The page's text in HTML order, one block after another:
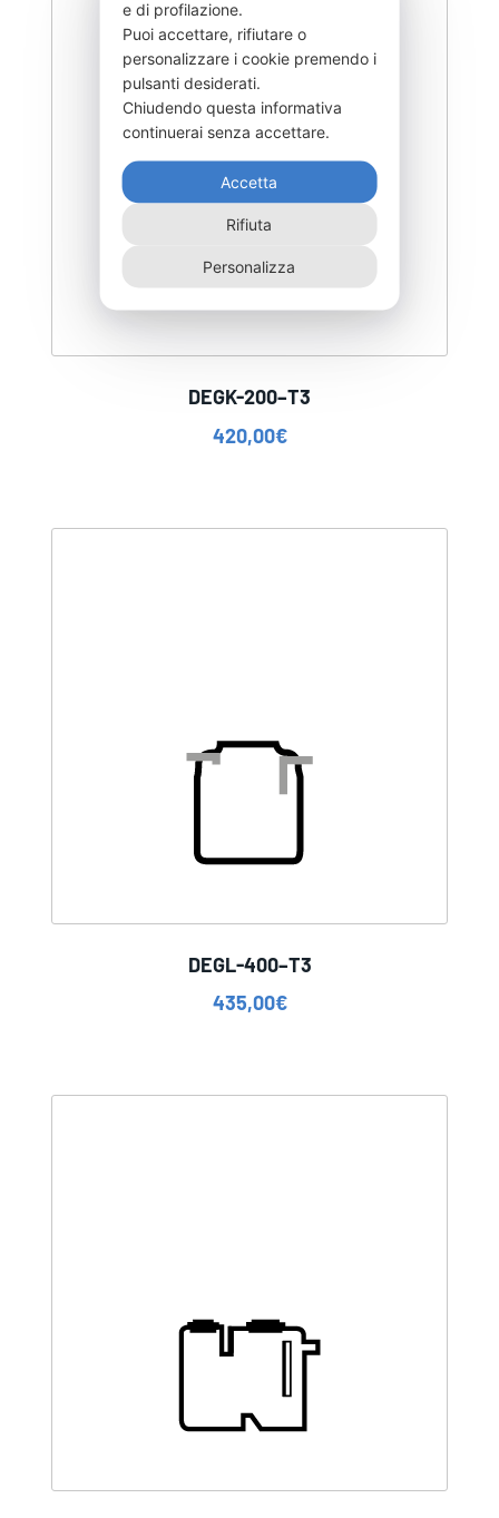
DEGK-200–T3
420,00€
DEGL-400–T3
435,00€
e di profilazione.
Puoi accettare, rifiutare o
personalizzare i cookie premendo i
pulsanti desiderati.
Chiudendo questa informativa
continuerai senza accettare.
Accetta
Rifiuta
Personalizza